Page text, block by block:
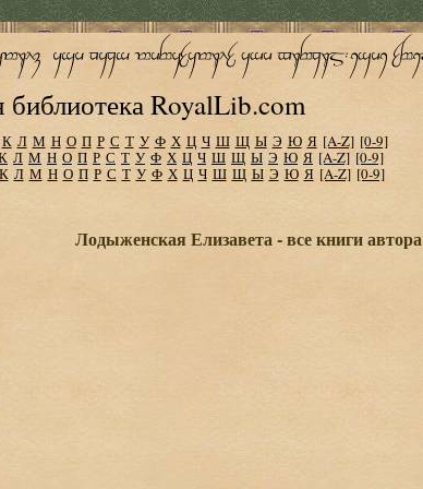
библиотека RoyalLib.com
К Л М Н О П Р С Т У Ф Х Ц Ч Ш Щ Ы Э Ю Я [A-Z] [0-9]
Л М Н О П Р С Т У Ф Х Ц Ч Ш Щ Ы Э Ю Я [A-Z] [0-9]
К Л М Н О П Р С Т У Ф Х Ц Ч Ш Щ Ы Э Ю Я [A-Z] [0-9]
Лодыженская Елизавета - все книги автора